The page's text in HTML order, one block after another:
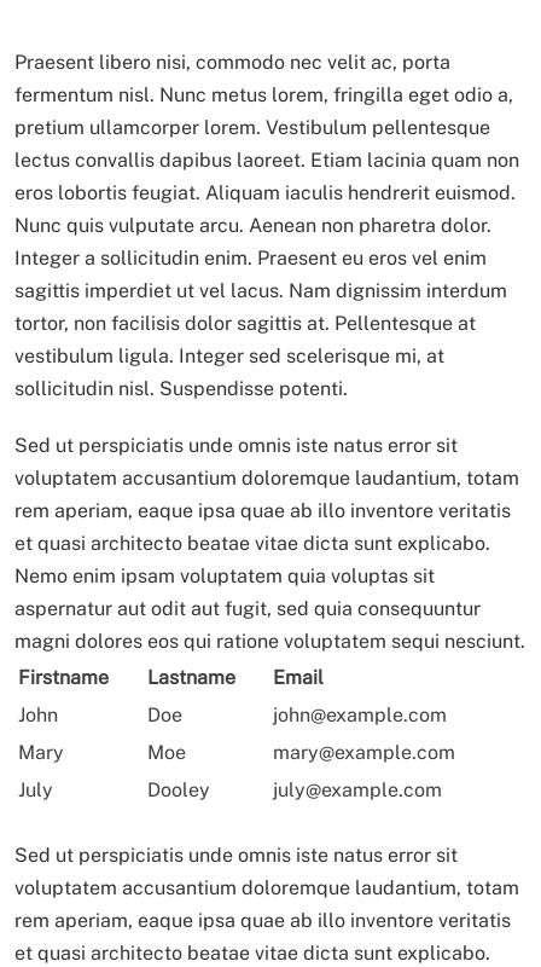
Praesent libero nisi, commodo nec velit ac, porta
fermentum nisl. Nunc metus lorem, fringilla eget odio a,
pretium ullamcorper lorem. Vestibulum pellentesque
lectus convallis dapibus laoreet. Etiam lacinia quam non
eros lobortis feugiat. Aliquam iaculis hendrerit euismod.
Nunc quis vulputate arcu. Aenean non pharetra dolor.
Integer a sollicitudin enim. Praesent eu eros vel enim
sagittis imperdiet ut vel lacus. Nam dignissim interdum
tortor, non facilisis dolor sagittis at. Pellentesque at
vestibulum ligula. Integer sed scelerisque mi, at
sollicitudin nisl. Suspendisse potenti.
Sed ut perspiciatis unde omnis iste natus error sit
voluptatem accusantium doloremque laudantium, totam
rem aperiam, eaque ipsa quae ab illo inventore veritatis
et quasi architecto beatae vitae dicta sunt explicabo.
Nemo enim ipsam voluptatem quia voluptas sit
aspernatur aut odit aut fugit, sed quia consequuntur
magni dolores eos qui ratione voluptatem sequi nesciunt.
Firstname
Lastname
Email
John
Doe
john@example.com
Mary
Moe
mary@example.com
July
Dooley july@example.com
Sed ut perspiciatis unde omnis iste natus error sit
voluptatem accusantium doloremque laudantium, totam
rem aperiam, eaque ipsa quae ab illo inventore veritatis
et quasi architecto beatae vitae dicta sunt explicabo.